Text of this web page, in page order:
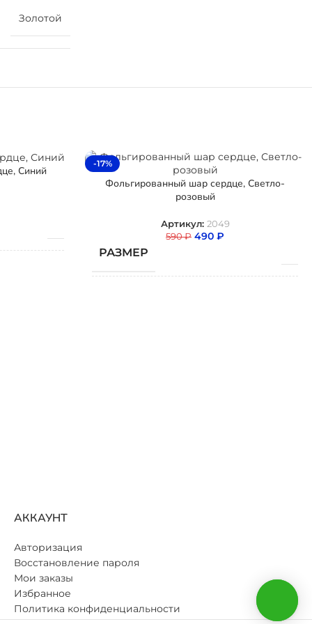
Золотой
Синий
-17%
Фольгированный шар сердце, Светло-
розовый
Артикул: 2049
590₽ 490 ₽
РАЗМЕР
АККАУНТ
Авторизация
Восстановление пароля
Мои заказы
Избранное
Политика конфиденциальности